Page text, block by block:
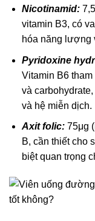
Nicotinamid:
vitamin B3, có
hóa năng lượng
Pyridoxine
Vitamin B6
và
và hệ miễn dịch.
Axit folic:75μg
B, cần thiết cho
biệt quan trọng